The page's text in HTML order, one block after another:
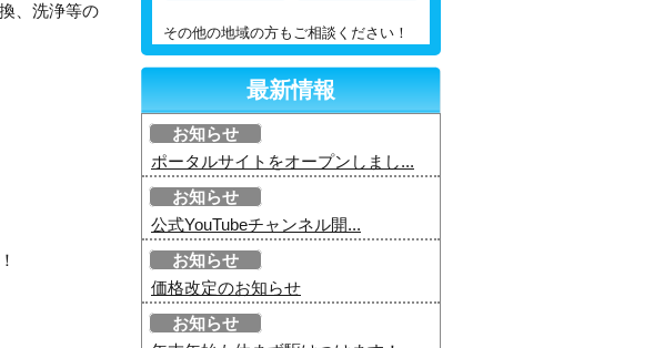
、洗浄等の
その他の地域の方もご相談ください！
最新情報
お知らせ
ポータルサイトをオープンしまし...
お知らせ
公式YouTubeチャンネル開...
お知らせ
価格改定のお知らせ
お知らせ